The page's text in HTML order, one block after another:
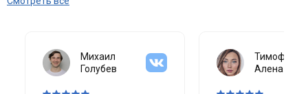
Михаил
Голубев
Тимофеева
Алена